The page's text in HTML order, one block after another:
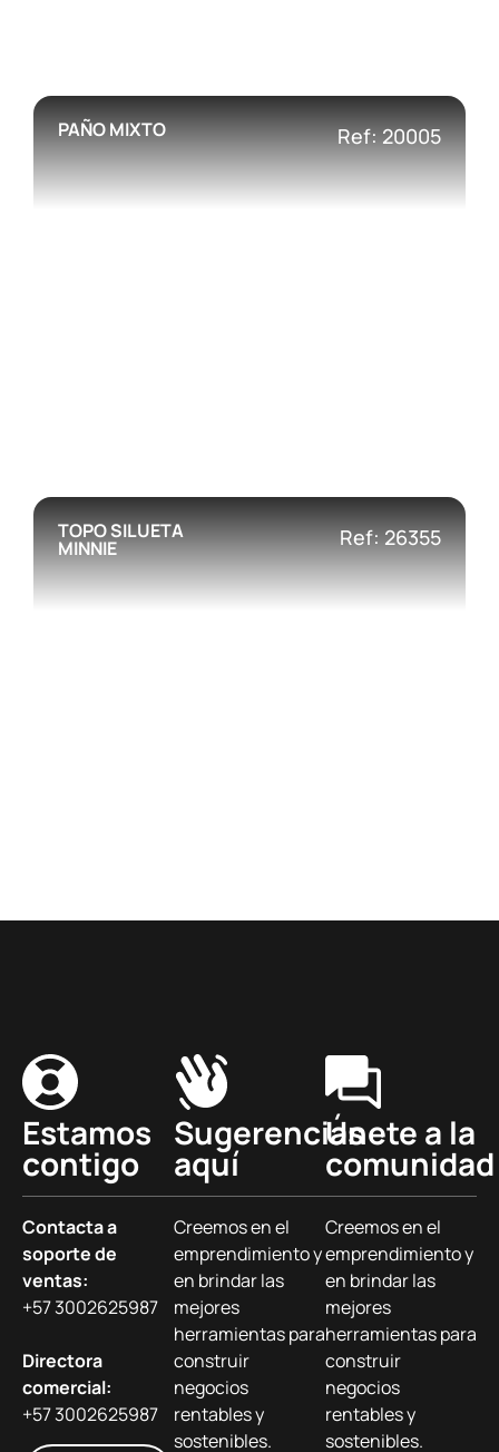
PAÑO MIXTO Ref: 20005
TOPO SILUETA
MINNIE Ref: 26355
Estamos
contigo
Contacta a
soporte de
ventas:
+57 3002625987
Directora
comercial:
+57 3002625987
Sugerencias
aquí
Creemos en el
emprendimiento y
en brindar las
mejores
herramientas para
construir
negocios
rentables y
sostenibles.
Únete a la
comunidad
Creemos en el
emprendimiento y
en brindar las
mejores
herramientas para
construir
negocios
rentables y
sostenibles.